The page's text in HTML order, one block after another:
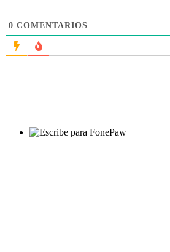
0 COMENTARIOS